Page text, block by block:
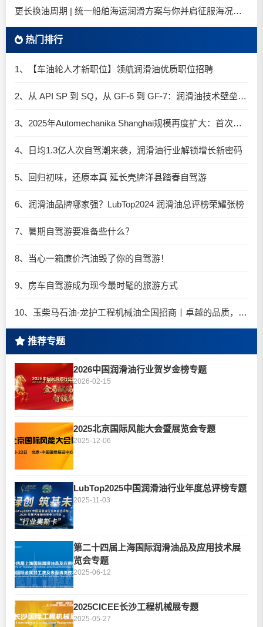
更长换油周期 | 统一船舶海运润滑方案与你并肩征服海况运维考验
热门排行
1、【车油轮人才新职位】领航润滑油优质职位招聘
2、从 API SP 到 SQ，从 GF-6 到 GF-7：润滑油技术壁垒再升高，你准备好了吗？
3、2025年Automechanika Shanghai规模再度扩大：首次启用国家会展中心（上海）全部15个展馆
4、日均1.3亿人次自驾潮来袭，润滑油行业解锁增长新密码​
5、回归初味，还原本真 延长壳牌洋县踏春自驾游
6、润滑油品牌哪家强？LubTop2024 润滑油总评榜荣耀张榜
7、暑期自驾游要准备些什么？
8、当心一箱廉价汽油毁了你的自驾游！
9、房车自驾游成为现今最时髦的旅游方式
10、玉柴马石油-龙护工程机械油全国招商丨卓越的品质，专业的品牌！
推荐专题
2026中国润滑油行业贺岁金榜专题
2026-02-15
2025北京国际风能大会暨展览会专题
2025-12-06
LubTop2025中国润滑油行业年度总评榜专题
2025-11-03
第二十四届上海国际润滑油品及应用技术展
览会专题
2025-06-12
2025CICEE长沙工程机械展专题
2025-05-27